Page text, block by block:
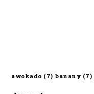
awokado (7) banany (7)